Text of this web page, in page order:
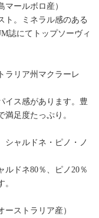
ールボロ産）
ト。ミネラル感のある
誌にてトップソーヴィ
ラリア州マクラーレ
イス感があります。豊
足度たっぷり。
ャルドネ・ピノ・ノ
ルドネ80％、ピノ20％
ーストラリア産）